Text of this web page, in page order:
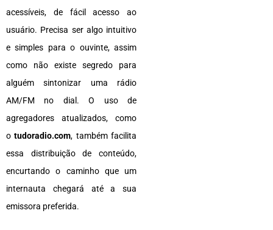
acessíveis, de fácil acesso ao
usuário. Precisa ser algo intuitivo
e simples para o ouvinte, assim
como não existe segredo para
alguém sintonizar uma rádio
AM/FM no dial. O uso de
agregadores atualizados, como
otudoradio.com, também facilita
essa distribuição de conteúdo,
encurtando o caminho que um
internauta chegará até a sua
emissora preferida.